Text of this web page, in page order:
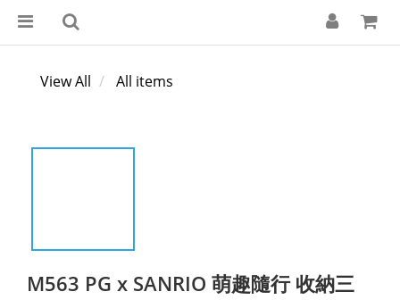
View All All items
M563 PG x SANRIO 萌趣隨行 收納三